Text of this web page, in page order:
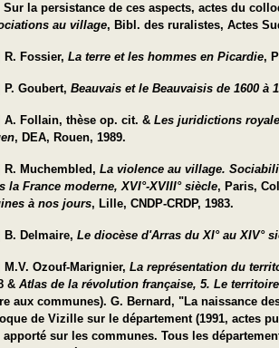
Sur la persistance de ces aspects, actes du
au village, Bibl. des ruralistes, Actes
R. Fossier, La terre et les hommes en Picardie,
P. Goubert, Beauvais et le Beauvaisis de 1600 à
A. Follain, thèse op. cit. & Les juridictions
, DEA, Rouen, 1989.
R. Muchembled, La violence au village.
la France moderne, XVI°-XVIII° siècle, Paris,
à nos jours, Lille, CNDP-CRDP, 1983.
B. Delmaire, Le diocèse d'Arras du XI° au XIV°
M.V. Ozouf-Marignier, La représentation du
& Atlas de la révolution française, 5. Le
aux communes). G. Bernard, "La naissance
de Vizille sur le département (1991, actes
apporté sur les communes. Tous les